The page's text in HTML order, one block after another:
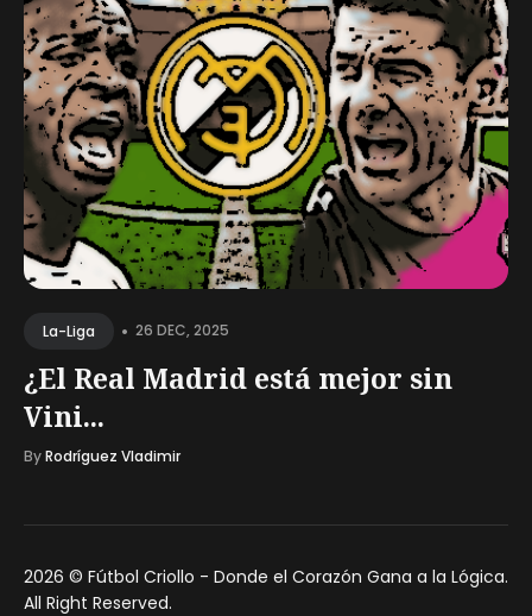
La-Liga • 26 DEC, 2025
¿El Real Madrid está mejor sin
Vini...
ByRodríguez Vladimir
2026 © Fútbol Criollo - Donde el Corazón Gana a la Lógica.
All Right Reserved.